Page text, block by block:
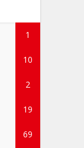
1
10
2
19
69